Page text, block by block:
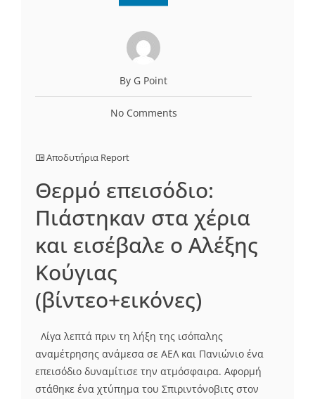
By G Point
No Comments
Αποδυτήρια Report
Θερμό επεισόδιο:
Πιάστηκαν στα χέρια
και εισέβαλε ο Αλέξης
Κούγιας
(βίντεο+εικόνες)
Λίγα λεπτά πριν τη λήξη της ισόπαλης
αναμέτρησης ανάμεσα σε ΑΕΛ και Πανιώνιο ένα
επεισόδιο δυναμίτισε την ατμόσφαιρα. Αφορμή
στάθηκε ένα χτύπημα του Σπιριντόνοβιτς στον